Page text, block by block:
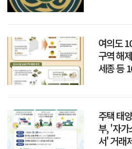
여의도
구역 해
세종 등
주택 태
부, '자가
서' 거래